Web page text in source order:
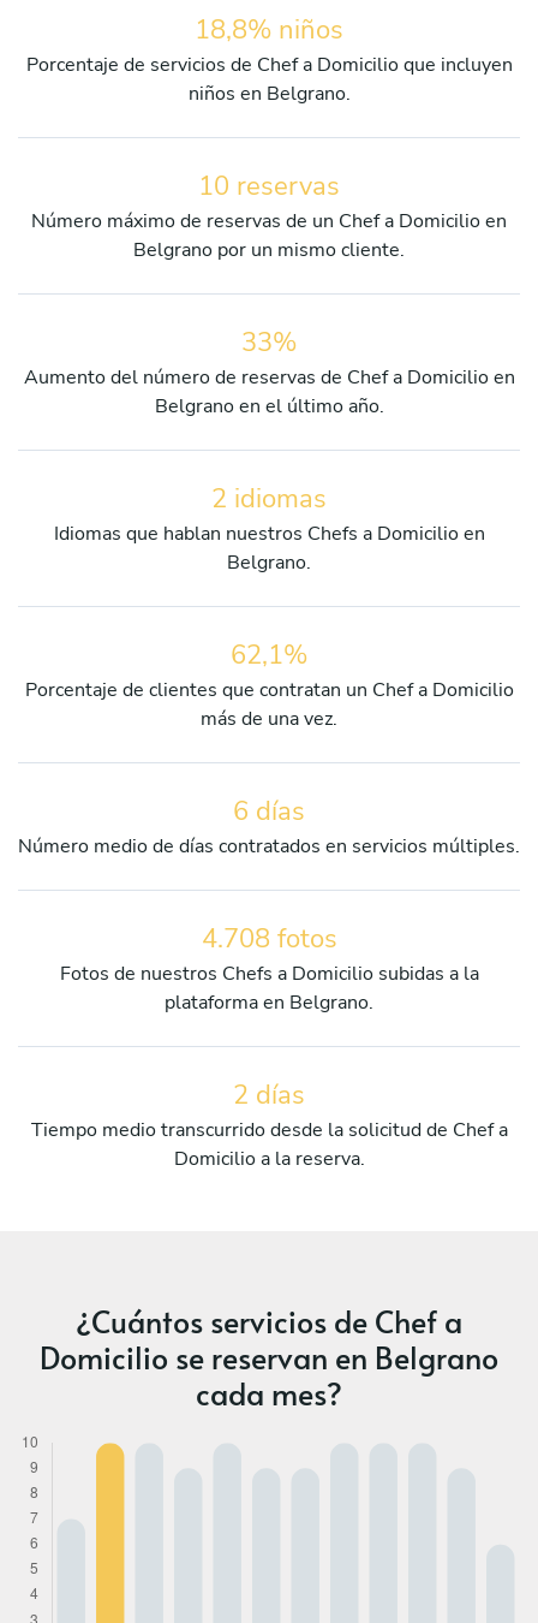
18,8% niños
Porcentaje de servicios de Chef a Domicilio que incluyen
niños en Belgrano.
10 reservas
Número máximo de reservas de un Chef a Domicilio en
Belgrano por un mismo cliente.
33%
Aumento del número de reservas de Chef a Domicilio en
Belgrano en el último año.
2 idiomas
Idiomas que hablan nuestros Chefs a Domicilio en
Belgrano.
62,1%
Porcentaje de clientes que contratan un Chef a Domicilio
más de una vez.
6 días
Número medio de días contratados en servicios múltiples.
4.708 fotos
Fotos de nuestros Chefs a Domicilio subidas a la
plataforma en Belgrano.
2 días
Tiempo medio transcurrido desde la solicitud de Chef a
Domicilio a la reserva.
¿Cuántos servicios de Chef a
Domicilio se reservan en Belgrano
cada mes?